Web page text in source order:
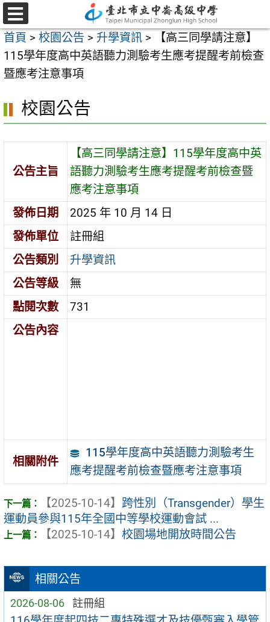
跳
至
主
要
內
區
選
單
首頁 > 校園公告 > 升學資訊 >
【高三同學請注意】
115學年度高中英語聽力測驗考生應考提醒考前檢查
暨應考注意事項
相關公告
2026-08-06 註冊組
校園公告
公告主旨
【高三同學請注意】115學年度高中英
語聽力測驗考生應考提醒考前檢查暨
應考注意事項
發佈日期
2025 年 10 月 14 日
發佈單位
註冊組
公告類別
升學資訊
公告等級
無
點閱次數
731
公告內容
相關附件
115學年度高中英語聽力測驗考生
應考提醒考前檢查暨應考注意事項
【2025-10-14】 跨性別（Transgender）學生
運動員參與115年全國中等學校運動會試 ...
【2025-10-14】 校園場地開放時間公告